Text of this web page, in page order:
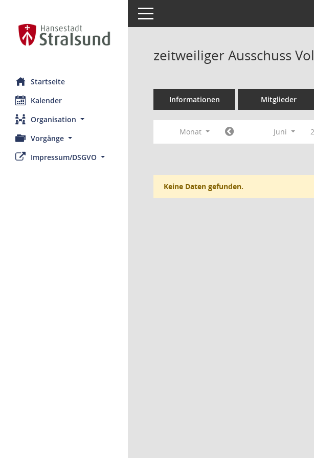
Startseite
Kalender
Organisation
Vorgänge
Impressum/DSGVO
Toggle navigation
zeitweiliger Ausschuss
Informationen Mitglieder
Monat Juni
Keine Daten gefunden.